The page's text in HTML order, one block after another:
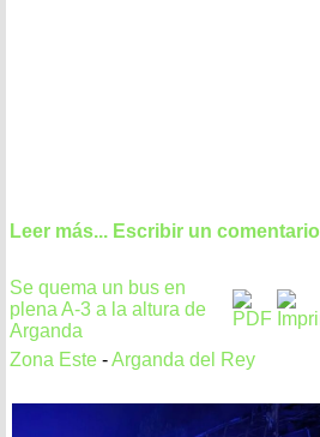
Leer más... Escribir un comentario
Se quema un bus en
plena A-3 a la altura de
Arganda
Zona Este -Arganda del Rey